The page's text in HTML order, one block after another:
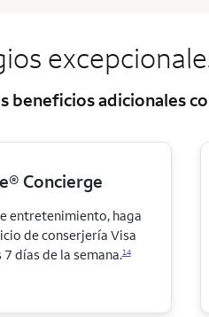
beneficios adicionales
Concierge
entretenimiento, haga
de conserjería Visa
días de la semana.14